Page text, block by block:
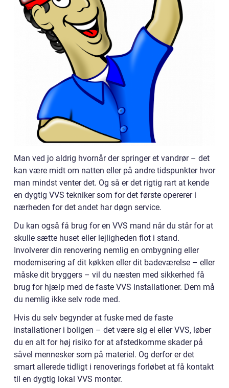
Man ved jo aldrig hvornår der springer et vandrør – det
kan være midt om natten eller på andre tidspunkter hvor
man mindst venter det. Og så er det rigtig rart at kende
en dygtig VVS tekniker som for det første opererer i
nærheden for det andet har døgn service.
Du kan også få brug for en VVS mand når du står for at
skulle sætte huset eller lejligheden flot i stand.
Involverer din renovering nemlig en ombygning eller
modernisering af dit køkken eller dit badeværelse – eller
måske dit bryggers – vil du næsten med sikkerhed få
brug for hjælp med de faste VVS installationer. Dem må
du nemlig ikke selv rode med.
Hvis du selv begynder at fuske med de faste
installationer i boligen – det være sig el eller VVS, løber
du en alt for høj risiko for at afstedkomme skader på
såvel mennesker som på materiel. Og derfor er det
smart allerede tidligt i renoverings forløbet at få kontakt
til en dygtig lokal VVS montør.